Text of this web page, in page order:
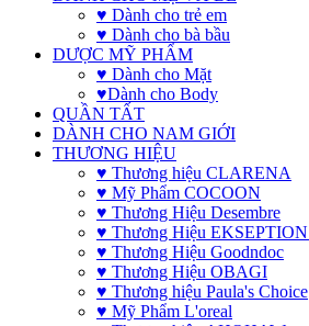
♥ Dành cho trẻ em
♥ Dành cho bà bầu
DƯỢC MỸ PHẨM
♥ Dành cho Mặt
♥Dành cho Body
QUẦN TẤT
DÀNH CHO NAM GIỚI
THƯƠNG HIỆU
♥ Thương hiệu CLARENA
♥ Mỹ Phẩm COCOON
♥ Thương Hiệu Desembre
♥ Thương Hiệu
♥ Thương Hiệu Goodndoc
♥ Thương Hiệu OBAGI
♥ Thương hiệu Paula's Choice
♥ Mỹ Phẩm L'oreal